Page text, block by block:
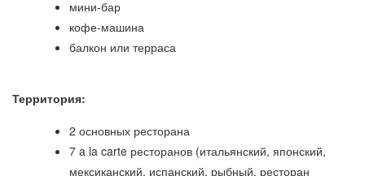
мини-бар
кофе-машина
балкон или терраса
Территория:
2 основных ресторана
7 a la carte ресторанов (итальянский, японский,
мексиканский, испанский, рыбный, ресторан